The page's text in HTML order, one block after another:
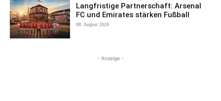
Langfristige Partnerschaft: Arsenal
FC und Emirates stärken Fußball
08. August 2026
- Anzeige -